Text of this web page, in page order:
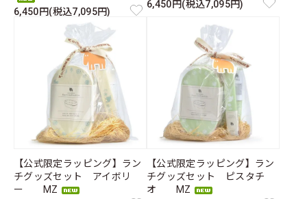
6,450円(税込7,095円)
6,450円(税込7,095円)
【公式限定ラッピング】ラン
チグッズセット アイボリ
ー MZ
【公式限定ラッピング】ラン
チグッズセット ピスタチ
オ MZ